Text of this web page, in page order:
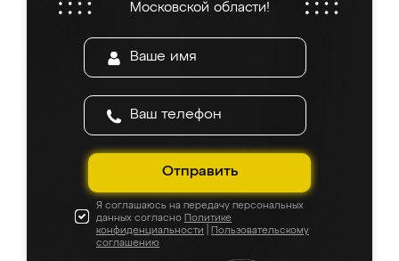
Московской области!
Отправить
Я соглашаюсь на передачу персональных
данных согласно Политике
конфиденциальности
Пользовательскому
соглашению